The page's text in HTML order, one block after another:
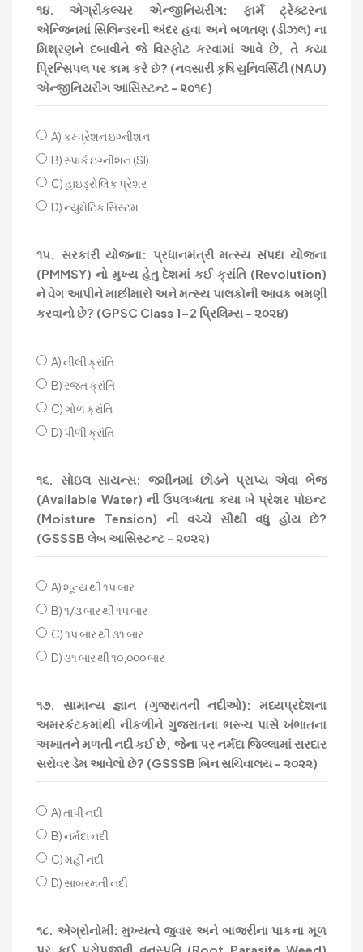
૧૪. એગ્રીકલ્ચર એન્જીનિયરીંગ: ફાર્મ ટ્રેક્ટરના
એન્જિનમાં સિલિન્ડરની અંદર હવા અને બળતણ (ડીઝલ) ના
મિશ્રણને દબાવીને જે વિસ્ફોટ કરવામાં આવે છે, તે કયા
પ્રિન્સિપલ પર કામ કરે છે? (નવસારી કૃષિ યુનિવર્સિટી (NAU)
એન્જીનિયરીંગ આસિસ્ટન્ટ - ૨૦૧૯)
A) કમ્પ્રેશન ઇગ્નીશન
B) સ્પાર્ક ઇગ્નીશન (SI)
C) હાઇડ્રોલિક પ્રેશર
D) ન્યુમેટિક સિસ્ટમ
૧૫. સરકારી યોજના: પ્રધાનમંત્રી મત્સ્ય સંપદા યોજના
(PMMSY) નો મુખ્ય હેતુ દેશમાં કઈ ક્રાંતિ (Revolution)
ને વેગ આપીને માછીમારો અને મત્સ્ય પાલકોની આવક બમણી
કરવાનો છે? (GPSC Class 1-2 પ્રિલિમ્સ - ૨૦૨૪)
A) નીલી ક્રાંતિ
B) રજત ક્રાંતિ
C) ગોળ ક્રાંતિ
D) પીળી ક્રાંતિ
૧૬. સોઇલ સાયન્સ: જમીનમાં છોડને પ્રાપ્ય એવા ભેજ
(Available Water) ની ઉપલબ્ધતા કયા બે પ્રેશર પોઇન્ટ
(Moisture Tension) ની વચ્ચે સૌથી વધુ હોય છે?
(GSSSB લેબ આસિસ્ટન્ટ - ૨૦૨૨)
A) શૂન્ય થી ૧૫ બાર
B) ૧/૩ બાર થી ૧૫ બાર
C) ૧૫ બાર થી ૩૧ બાર
D) ૩૧ બાર થી ૧૦,૦૦૦ બાર
૧૭. સામાન્ય જ્ઞાન (ગુજરાતની નદીઓ): મધ્યપ્રદેશના
અમરકંટકમાંથી નીકળીને ગુજરાતના ભરૂચ પાસે ખંભાતના
અખાતને મળતી નદી કઈ છે, જેના પર નર્મદા જિલ્લામાં સરદાર
સરોવર ડેમ આવેલો છે? (GSSSB બિન સચિવાલય - ૨૦૨૨)
A) તાપી નદી
B) નર્મદા નદી
C) મહી નદી
D) સાબરમતી નદી
૧૮. એગ્રોનોમી: મુખ્યત્વે જુવાર અને બાજરીના પાકના મૂળ
પર કઈ પરોપજીવી વનસ્પતિ (Root Parasite Weed)